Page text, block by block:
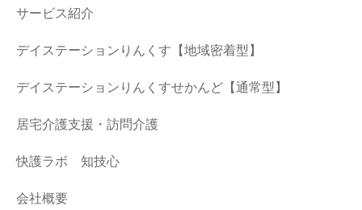
サービス紹介
デイステーションりんくす【地域密着型】
デイステーションりんくすせかんど【通常型】
居宅介護支援・訪問介護
快護ラボ 知技心
会社概要